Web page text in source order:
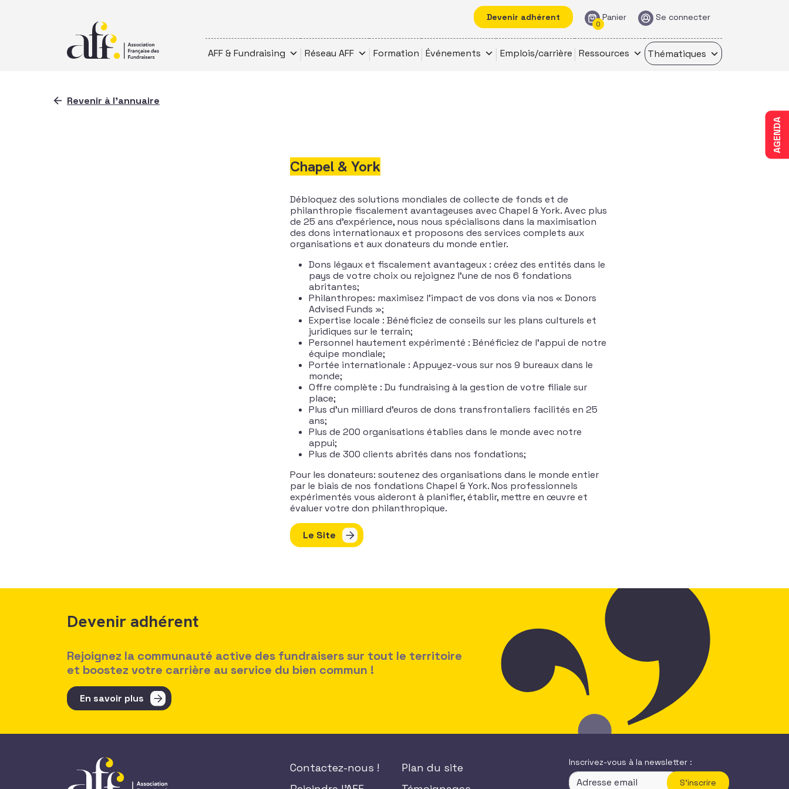
Devenir adhérent Panier
0
Se connecter
AFF & Fundraising Réseau AFF Formation Événements Emplois/carrière Ressources Thématiques
AGENDA
Revenir à l'annuaire
Chapel & York
Débloquez des solutions mondiales de collecte de fonds et de
philanthropie fiscalement avantageuses avec Chapel & York. Avec plus
de 25 ans d’expérience, nous nous spécialisons dans la maximisation
des dons internationaux et proposons des services complets aux
organisations et aux donateurs du monde entier.
Dons légaux et fiscalement avantageux : créez des entités dans le
pays de votre choix ou rejoignez l’une de nos 6 fondations
abritantes;
Philanthropes: maximisez l’impact de vos dons via nos « Donors
Advised Funds »;
Expertise locale : Bénéficiez de conseils sur les plans culturels et
juridiques sur le terrain;
Personnel hautement expérimenté : Bénéficiez de l’appui de notre
équipe mondiale;
Portée internationale : Appuyez-vous sur nos 9 bureaux dans le
monde;
Offre complète : Du fundraising à la gestion de votre filiale sur
place;
Plus d’un milliard d’euros de dons transfrontaliers facilités en 25
ans;
Plus de 200 organisations établies dans le monde avec notre
appui;
Plus de 300 clients abrités dans nos fondations;
Pour les donateurs: soutenez des organisations dans le monde entier
par le biais de nos fondations Chapel & York. Nos professionnels
expérimentés vous aideront à planifier, établir, mettre en œuvre et
évaluer votre don philanthropique.
Le Site
Devenir adhérent
Rejoignez la communauté active des fundraisers sur tout le territoire
et boostez votre carrière au service du bien commun !
En savoir plus
Contactez-nous !
Plan du site
Inscrivez-vous à la newsletter :
S'inscrire